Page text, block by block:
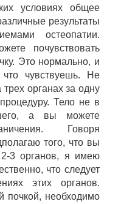
условиях общее
результаты
остеопатии.
почувствовать
Это нормально, и
что чувствуешь. Не
органах за одну
Тело не в
а вы можете
Говоря
того, что вы
3 органов, я имею
что следует
этих органов.
почкой, необходимо